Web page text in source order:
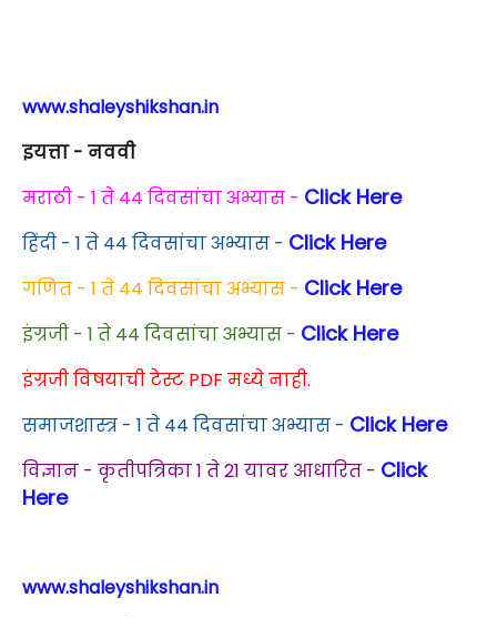
www.shaleyshikshan.in
इयत्ता - नववी
मराठी - 1 ते 44 दिवसांचा अभ्यास - Click Here
हिंदी - 1 ते 44 दिवसांचा अभ्यास - Click Here
गणित - 1 ते 44 दिवसांचा अभ्यास - Click Here
इंग्रजी - 1 ते 44 दिवसांचा अभ्यास - Click Here
इंग्रजी विषयाची टेस्ट PDF मध्ये नाही.
समाजशास्त्र - 1 ते 44 दिवसांचा अभ्यास - Click Here
विज्ञान - कृतीपत्रिका 1 ते 21 यावर आधारित - Click
Here
www.shaleyshikshan.in